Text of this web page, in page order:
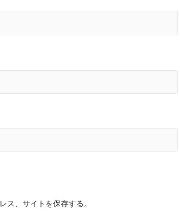
ス、サイトを保存する。